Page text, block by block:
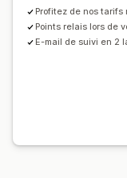
Analyses de
Profitez de nos tarifs
Points relais lors de
E-mail de suivi en 2